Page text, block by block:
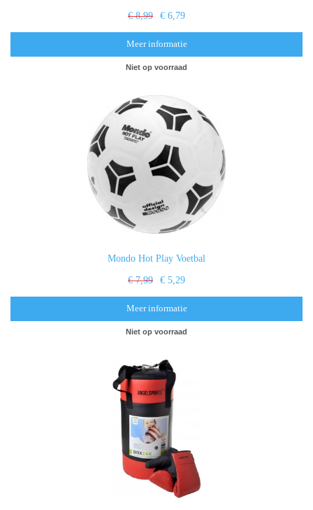
€ 8,99 € 6,79
Meer informatie
Niet op voorraad
Mondo Hot Play Voetbal
€ 7,99 € 5,29
Meer informatie
Niet op voorraad